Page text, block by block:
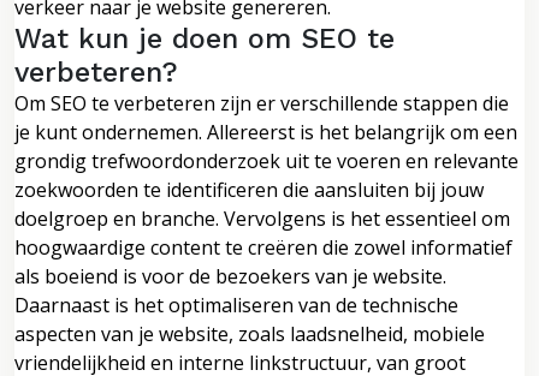
verkeer naar je website genereren.
Wat kun je doen om SEO te
verbeteren?
Om SEO te verbeteren zijn er verschillende stappen die
je kunt ondernemen. Allereerst is het belangrijk om een
grondig trefwoordonderzoek uit te voeren en relevante
zoekwoorden te identificeren die aansluiten bij jouw
doelgroep en branche. Vervolgens is het essentieel om
hoogwaardige content te creëren die zowel informatief
als boeiend is voor de bezoekers van je website.
Daarnaast is het optimaliseren van de technische
aspecten van je website, zoals laadsnelheid, mobiele
vriendelijkheid en interne linkstructuur, van groot